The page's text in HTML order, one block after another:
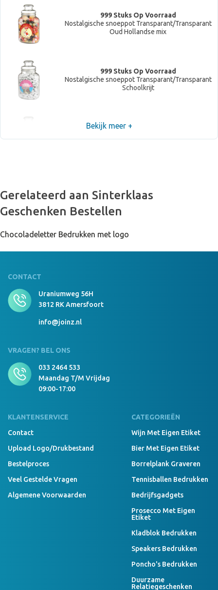
999 Stuks Op Voorraad
Nostalgische snoeppot Transparant/Transparant
Oud Hollandse mix
999 Stuks Op Voorraad
Nostalgische snoeppot Transparant/Transparant
Schoolkrijt
999 Stuks Op Voorraad
Nostalgische snoeppot Transparant/Transparant
Vruchtenhartjes
999 Stuks Op Voorraad
Nostalgische snoeppot Transparant/Transparant
Nostalgische snoeppot Transparant/Transparant
999 Stuks Op Voorraad
Wilhelmina pepermunt
999 Stuks Op Voorraad
Muntdrop
Nostalgische snoeppot Transparant/Transparant
Bekijk meer +
Gerelateerd aan Sinterklaas
Geschenken Bestellen
Chocoladeletter Bedrukken met logo
CONTACT
Uraniumweg 56H
3812 RK Amersfoort
info@joinz.nl
VRAGEN? BEL ONS
033 2464 533
Maandag T/m Vrijdag
09:00-17:00
KLANTENSERVICE
Contact
Upload Logo/drukbestand
Bestelproces
Veel Gestelde Vragen
Algemene Voorwaarden
CATEGORIEËN
Wijn Met Eigen Etiket
Bier Met Eigen Etiket
Borrelplank Graveren
Tennisballen Bedrukken
Bedrijfsgadgets
Prosecco Met Eigen
Etiket
Kladblok Bedrukken
Speakers Bedrukken
Poncho's Bedrukken
Duurzame
Relatiegeschenken